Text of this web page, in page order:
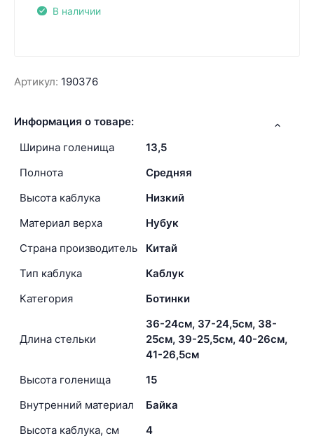
В наличии
Артикул: 190376
Информация о товаре:
Ширина голенища
13,5
Полнота
Средняя
Высота каблука
Низкий
Материал верха
Нубук
Страна производитель
Китай
Тип каблука
Каблук
Категория
Ботинки
Длина стельки
36-24см, 37-24,5см, 38-
25см, 39-25,5см, 40-26см,
41-26,5см
Высота голенища
15
Внутренний материал
Байка
Высота каблука, см
4